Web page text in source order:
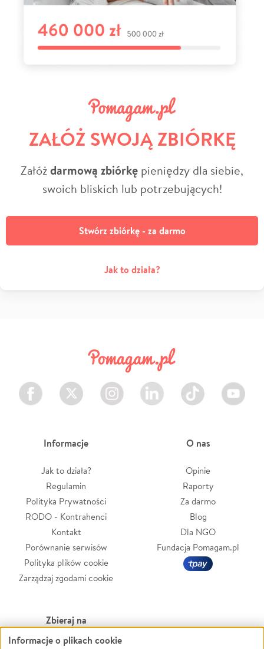
ZAŁÓŻ SWOJĄ ZBIÓRKĘ
Załóżdarmową zbiórkę pieniędzy dla siebie,
swoich bliskich lub potrzebujących!
Stwórz zbiórkę - za darmo
Jak to działa?
Facebook Twitter Instagram LinkedIn TikTok Youtube
Informacje
Jak to działa?
Regulamin
Polityka Prywatności
RODO - Kontrahenci
Kontakt
Porównanie serwisów
Polityka plików cookie
Zarządzaj zgodami cookie
O nas
Opinie
Raporty
Za darmo
Blog
Dla NGO
Fundacja Pomagam.pl
Zbieraj na
Informacje o plikach cookie